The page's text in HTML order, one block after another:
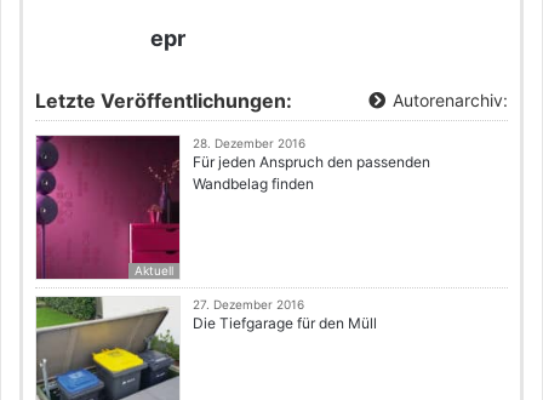
epr
Letzte Veröffentlichungen: Autorenarchiv:
Aktuell
28. Dezember 2016
Für jeden Anspruch den passenden
Wandbelag finden
27. Dezember 2016
Die Tiefgarage für den Müll